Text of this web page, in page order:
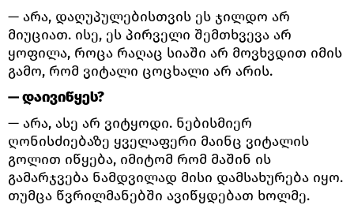
— არა, დაღუპულებისთვის ეს ჯილდო არ
მიუციათ. ისე, ეს პირველი შემთხვევა არ
ყოფილა, როცა რაღაც სიაში არ მოვხვდით იმის
გამო, რომ ვიტალი ცოცხალი არ არის.
— დაივიწყეს?
— არა, ასე არ ვიტყოდი. ნებისმიერ
ღონისძიებაზე ყველაფერი მაინც ვიტალის
გოლით იწყება, იმიტომ რომ მაშინ ის
გამარჯვება ნამდვილად მისი დამსახურება იყო.
თუმცა წვრილმანებში ავიწყდებათ ხოლმე.